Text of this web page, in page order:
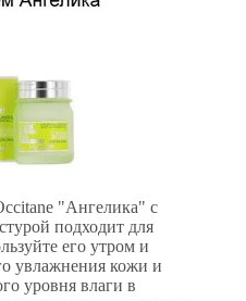
"Ангелика" с
подходит для
его утром и
увлажнения кожи и
уровня влаги в